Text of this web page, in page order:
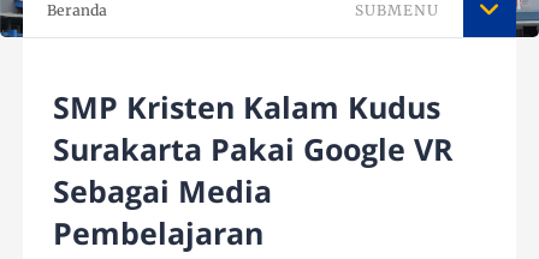
Beranda SUBMENU
SMP Kristen Kalam Kudus
Surakarta Pakai Google VR
Sebagai Media
Pembelajaran